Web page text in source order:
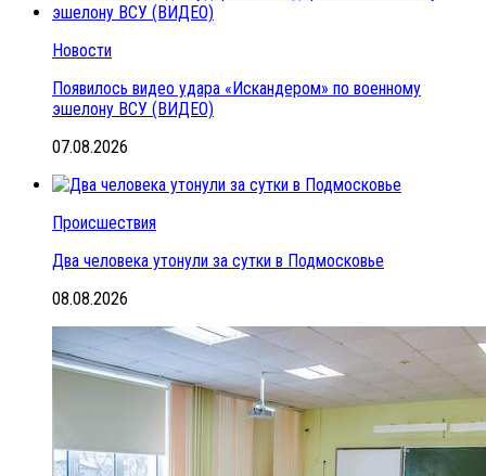
Новости
Появилось видео удара «Искандером» по военному
эшелону ВСУ (ВИДЕО)
07.08.2026
Происшествия
Два человека утонули за сутки в Подмосковье
08.08.2026